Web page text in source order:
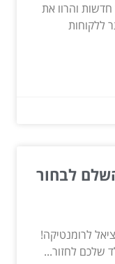
והרוו את
ללקוחות
לבחור
לרומנטיקה!
שלכם לחזור...